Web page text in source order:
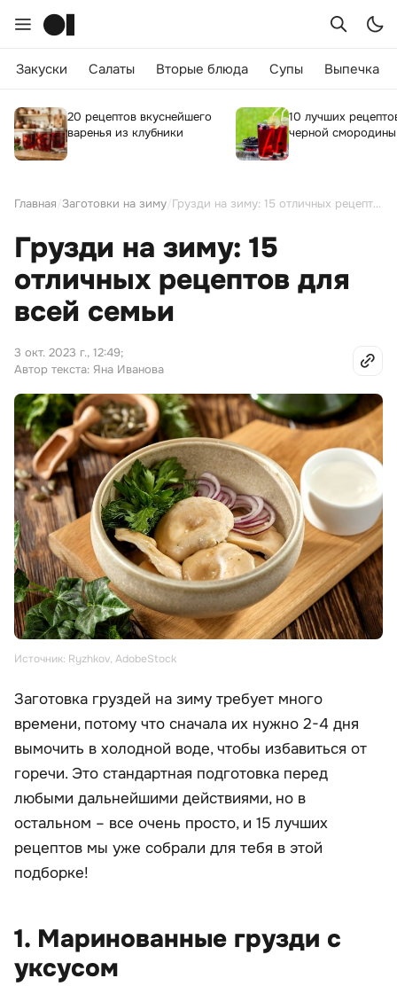
Закуски Салаты Вторые блюда Супы Выпечка
20 рецептов вкуснейшего
варенья из клубники
10 лучших
черной
Главная Заготовки на зиму Грузди на зиму: 15 отличных рецептов для всей семьи
Грузди на зиму: 15
отличных рецептов для
всей семьи
3 окт. 2023 г., 12:49;
Автор текста: Яна Иванова
Источник: Ryzhkov, AdobeStock
Заготовка груздей на зиму требует много
времени, потому что сначала их нужно 2-4 дня
вымочить в холодной воде, чтобы избавиться от
горечи. Это стандартная подготовка перед
любыми дальнейшими действиями, но в
остальном – все очень просто, и 15 лучших
рецептов мы уже собрали для тебя в этой
подборке!
1. Маринованные грузди с
уксусом